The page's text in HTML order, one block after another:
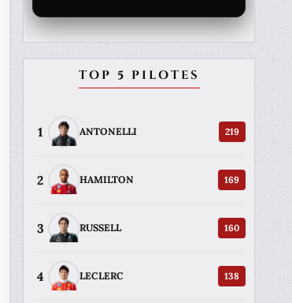
TOP 5 PILOTES
1 ANTONELLI 219
2 HAMILTON 169
3 RUSSELL 160
4 LECLERC 138